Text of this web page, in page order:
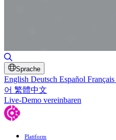
Sprache
English Deutsch Español Français
어 繁體中文
Live-Demo vereinbaren
Plattform